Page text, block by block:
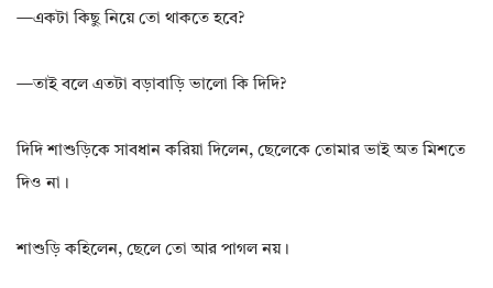
—একটা কিছু নিয়ে তো থাকতে হবে?
—তাই বলে এতটা বড়াবাড়ি ভালো কি দিদি?
দিদি শাশুড়িকে সাবধান করিয়া দিলেন, ছেলেকে তোমার ভাই অত মিশতে
দিও না।
শাশুড়ি কহিলেন, ছেলে তো আর পাগল নয়।